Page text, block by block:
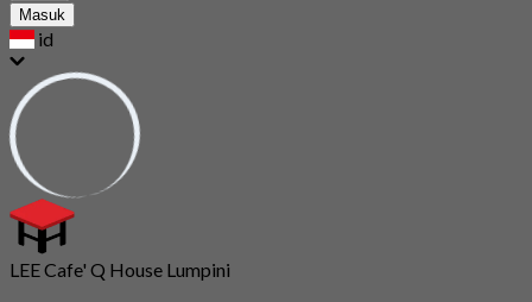
Masuk
id
LEE Cafe' Q House Lumpini